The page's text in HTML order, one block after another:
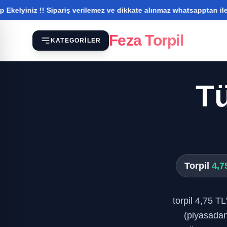
!! Sipariş verilemez ve dikkate alınmaz whatsapptan iletişim
KATEGORILER Feza Torpil
Torpil
torpil 4,75